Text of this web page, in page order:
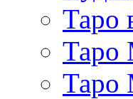
Таро
Таро
Таро